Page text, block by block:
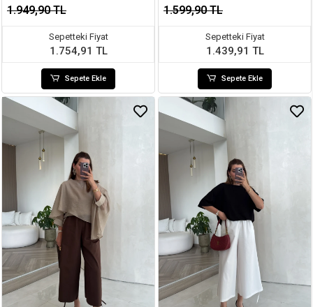
1.949,90 TL
Sepetteki Fiyat
1.754,91 TL
Sepete Ekle
1.599,90 TL
Sepetteki Fiyat
1.439,91 TL
Sepete Ekle